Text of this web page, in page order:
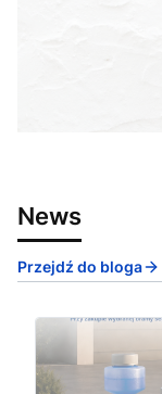
News
Przejdź do bloga